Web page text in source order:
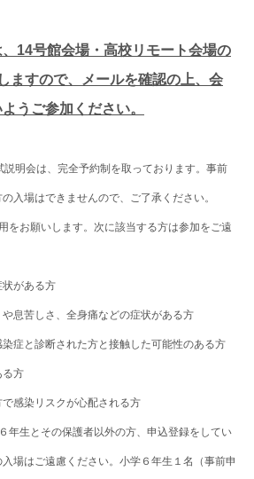
14号館会場・高校リモート会場の
ますので、メールを確認の上、会
うご参加ください。
明会は、完全予約制を取っております。事前
入場はできませんので、ご了承ください。
をお願いします。次に該当する方は参加をご遠
がある方
息苦しさ、全身痛などの症状がある方
症と診断された方と接触した可能性のある方
方
感染リスクが心配される方
年生とその保護者以外の方、申込登録をしてい
場はご遠慮ください。小学６年生１名（事前申